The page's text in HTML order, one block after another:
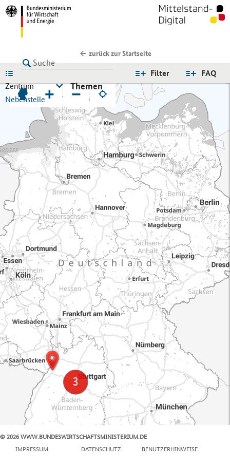
zurück zur Startseite
FAQ
Filter
Zentrum
Nebenstelle
Themen
+ −
© 2026 WWW.BUNDESWIRTSCHAFTSMINISTERIUM.DE
IMPRESSUM
DATENSCHUTZ BENUTZERHINWEISE